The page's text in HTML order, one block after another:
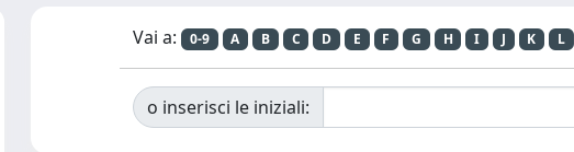
Vai a: 0-9 A B C D E F G H I J K L
o inserisci le iniziali: